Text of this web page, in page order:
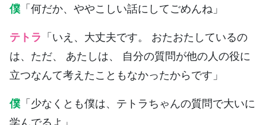
僕 「何だか、ややこしい話にしてごめんね」
テトラ 「いえ、大丈夫です。 おたおたしているの
は、ただ、 あたしは、 自分の質問が他の人の役に
立つなんて考えたこともなかったからです」
僕 「少なくとも僕は、テトラちゃんの質問で大いに
学んでるよ」